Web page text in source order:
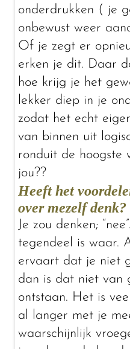
onderdrukken ( je
onbewust weer
Of je zegt er
erken je dit. Daar
hoe krijg je het
lekker diep in je
zodat het echt
van binnen uit
ronduit de hoogste
jou??
Heeft het
over mezelf denk?
Je zou denken;
tegendeel is waar.
ervaart dat je niet
dan is dat niet van
ontstaan. Het is
al langer met je
waarschijnlijk